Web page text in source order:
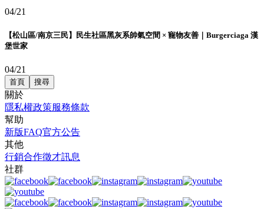
04/21
【松山區/南京三民】民生社區黑灰系帥氣空間 × 寵物友善｜Burgerciaga 漢
堡世家
04/21
首頁 搜尋
關於
隱私權政策服務條款
幫助
新版FAQ官方公告
其他
行銷合作徵才訊息
社群